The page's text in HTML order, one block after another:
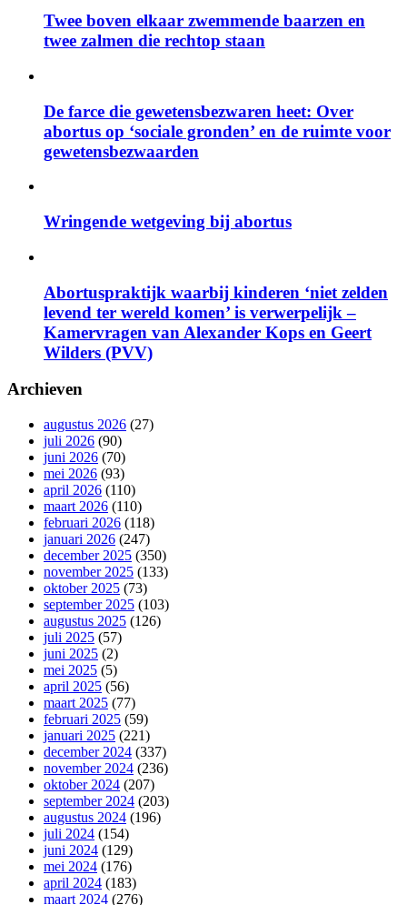
Twee boven elkaar zwemmende baarzen en
twee zalmen die rechtop staan
De farce die gewetensbezwaren heet: Over
abortus op ‘sociale gronden’ en de ruimte voor
gewetensbezwaarden
Wringende wetgeving bij abortus
Abortuspraktijk waarbij kinderen ‘niet zelden
levend ter wereld komen’ is verwerpelijk –
Kamervragen van Alexander Kops en Geert
Wilders (PVV)
Archieven
augustus 2026 (27)
juli 2026 (90)
juni 2026 (70)
mei 2026 (93)
april 2026 (110)
maart 2026 (110)
februari 2026 (118)
januari 2026 (247)
december 2025 (350)
november 2025 (133)
oktober 2025 (73)
september 2025 (103)
augustus 2025 (126)
juli 2025 (57)
juni 2025 (2)
mei 2025 (5)
april 2025 (56)
maart 2025 (77)
februari 2025 (59)
januari 2025 (221)
december 2024 (337)
november 2024 (236)
oktober 2024 (207)
september 2024 (203)
augustus 2024 (196)
juli 2024 (154)
juni 2024 (129)
mei 2024 (176)
april 2024 (183)
maart 2024 (276)